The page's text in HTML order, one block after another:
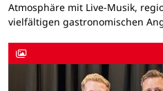
Atmosphäre mit Live-Musik,
vielfältigen gastronomischen